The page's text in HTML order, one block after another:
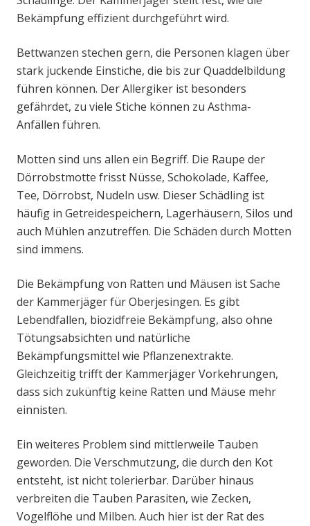
Bekämpfung effizient durchgeführt wird.
Bettwanzen stechen gern, die Personen klagen über
stark juckende Einstiche, die bis zur Quaddelbildung
führen können. Der Allergiker ist besonders
gefährdet, zu viele Stiche können zu Asthma-
Anfällen führen.
Motten sind uns allen ein Begriff. Die Raupe der
Dörrobstmotte frisst Nüsse, Schokolade, Kaffee,
Tee, Dörrobst, Nudeln usw. Dieser Schädling ist
häufig in Getreidespeichern, Lagerhäusern, Silos und
auch Mühlen anzutreffen. Die Schäden durch Motten
sind immens.
Die Bekämpfung von Ratten und Mäusen ist Sache
der Kammerjäger für Oberjesingen. Es gibt
Lebendfallen, biozidfreie Bekämpfung, also ohne
Tötungsabsichten und natürliche
Bekämpfungsmittel wie Pflanzenextrakte.
Gleichzeitig trifft der Kammerjäger Vorkehrungen,
dass sich zukünftig keine Ratten und Mäuse mehr
einnisten.
Ein weiteres Problem sind mittlerweile Tauben
geworden. Die Verschmutzung, die durch den Kot
entsteht, ist nicht tolerierbar. Darüber hinaus
verbreiten die Tauben Parasiten, wie Zecken,
Vogelflöhe und Milben. Auch hier ist der Rat des